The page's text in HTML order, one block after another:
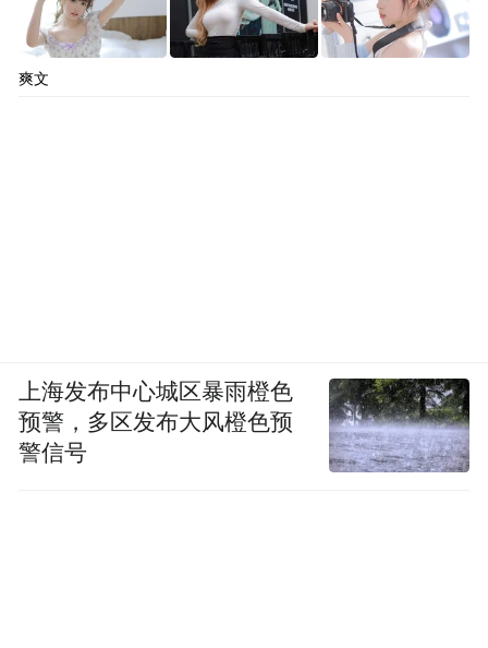
爽文
上海发布中心城区暴雨橙色
预警，多区发布大风橙色预
警信号